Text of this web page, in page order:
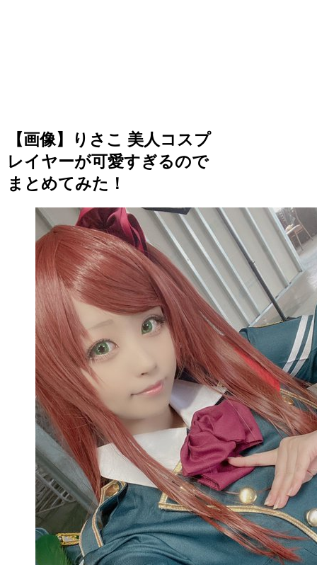
【画像】りさこ 美人コスプ
レイヤーが可愛すぎるので
まとめてみた！